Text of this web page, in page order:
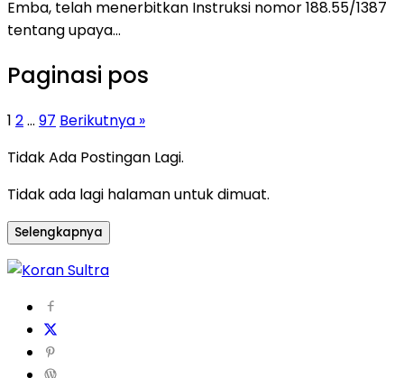
Emba, telah menerbitkan Instruksi nomor 188.55/1387
tentang upaya…
Paginasi pos
1 2… 97 Berikutnya »
Tidak Ada Postingan Lagi.
Tidak ada lagi halaman untuk dimuat.
Selengkapnya